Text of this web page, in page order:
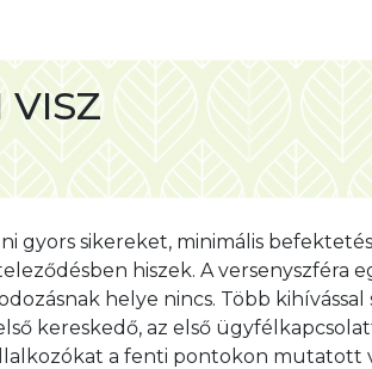
VISZ
SIKERRE?
gyors sikereket, minimális
hiszek. A
helye nincs. Több
kereskedő, az első
a fenti pontokon